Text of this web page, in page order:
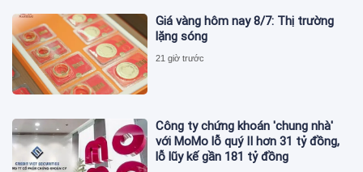
Giá vàng hôm nay 8/7: Thị trường
lặng sóng
21 giờ trước
Công ty chứng khoán 'chung nhà'
với MoMo lỗ quý II hơn 31 tỷ đồng,
lỗ lũy kế gần 181 tỷ đồng